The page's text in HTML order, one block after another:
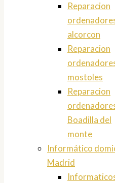
Reparacion
alcorcon
Reparacion
mostoles
Reparacion
Boadilla del
monte
Informático
Madrid